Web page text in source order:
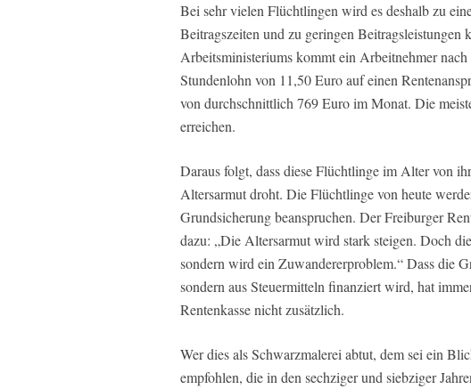
Bei sehr vielen Flüchtlingen wird es deshalb zu
Beitragszeiten und zu geringen Beitragsleistungen
Arbeitsministeriums kommt ein Arbeitnehmer
Stundenlohn von 11,50 Euro auf einen
von durchschnittlich 769 Euro im Monat. Die
erreichen.
Daraus folgt, dass diese Flüchtlinge im Alter von
Altersarmut droht. Die Flüchtlinge von heute
Grundsicherung beanspruchen. Der Freiburger
dazu: „Die Altersarmut wird stark steigen. Doch
sondern wird ein Zuwandererproblem.“ Dass die
sondern aus Steuermitteln finanziert wird, hat
Rentenkasse nicht zusätzlich.
Wer dies als Schwarzmalerei abtut, dem sei ein
empfohlen, die in den sechziger und siebziger